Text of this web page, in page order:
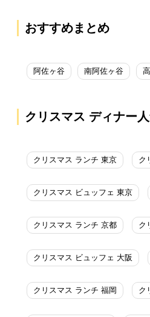
おすすめまとめ
阿佐ヶ谷 南阿佐ヶ谷
クリスマス ディナー
クリスマス ランチ 東京 ク
クリスマス ビュッフェ 東京
クリスマス ランチ 京都 ク
クリスマス ビュッフェ 大阪
クリスマス ランチ 福岡 ク